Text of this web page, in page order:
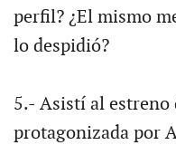
perfil? ¿El mismo
lo despidió?
5.- Asistí al estreno
protagonizada por